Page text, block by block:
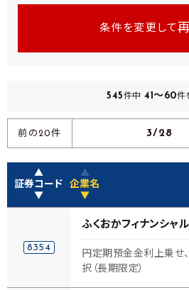
条件を変更して
545件中41～60件
前の20件 3/28
▲
証券コード
▼
▲
企業名
▼
8354
ふくおかフィナンシャ
円定期預金金利上乗せ
択（長期限定）